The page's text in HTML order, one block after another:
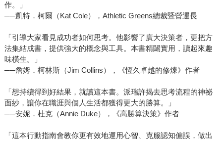
作。」
──凱特．柯爾（Kat Cole），Athletic Greens總裁暨營運長
「引導大家看見成功者如何思考。他影響了廣大決策者，更把方
法集結成書，提供強大的概念與工具。本書精闢實用，讀起來趣
味橫生。」
──詹姆．柯林斯（Jim Collins），《恆久卓越的修煉》作者
「想持續得到好結果，就讀這本書。派瑞許揭去思考流程的神祕
面紗，讓你在職涯與個人生活都獲得更大的勝算。」
──安妮．杜克（Annie Duke），《高勝算決策》作者
「這本行動指南會教你更有效地運用心智、克服認知偏誤，做出